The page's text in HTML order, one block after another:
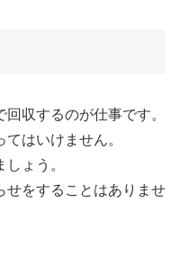
収するのが仕事です。
はいけません。
ょう。
せをすることはありませ